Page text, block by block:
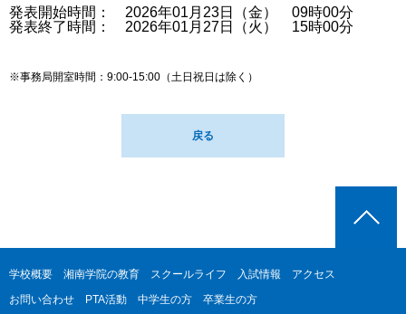
発表開始時間： 2026年01月23日（金） 09時00分
発表終了時間： 2026年01月27日（火） 15時00分
※事務局開室時間：9:00-15:00（土日祝日は除く）
戻る
学校概要 湘南学院の教育 スクールライフ 入試情報
アクセス
お問い合わせ
PTA活動 中学生の方
卒業生の方